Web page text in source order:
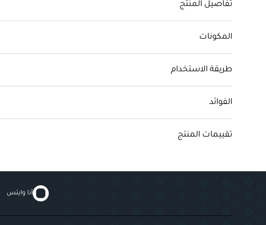
تفاصيل المنتج
المكونات
طريقة الاستخدام
الفوائد
تقييمات المنتج
أنا وايتس